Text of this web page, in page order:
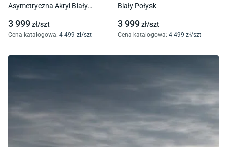
Asymetryczna Akryl Biały
3 999zł/szt
Cena katalogowa: 4 499 zł/szt
Biały Połysk
3 999zł/szt
Cena katalogowa: 4 499 zł/szt